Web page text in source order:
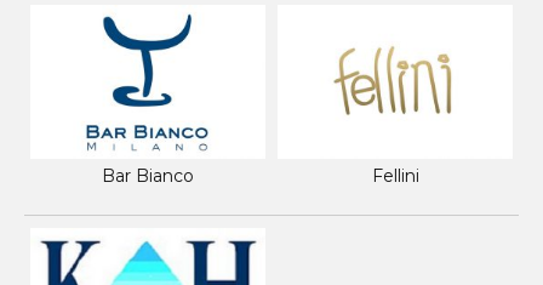
Bar Bianco Fellini